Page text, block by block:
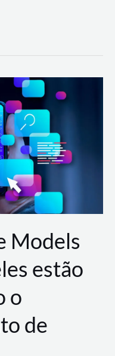
Models
estão
o
de